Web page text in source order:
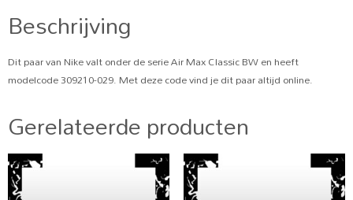
Beschrijving
Dit paar van Nike valt onder de serie Air Max Classic BW en heeft
modelcode 309210-029. Met deze code vind je dit paar altijd online.
Gerelateerde producten